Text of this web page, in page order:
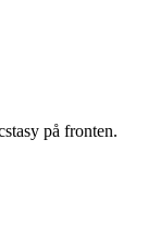
på fronten.